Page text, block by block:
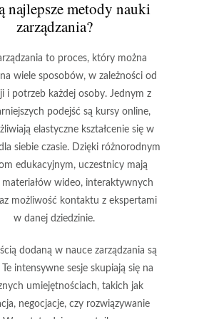
najlepsze metody nauki
zarządzania?
to proces, który można
wiele sposobów, w zależności od
i potrzeb każdej osoby. Jednym z
podejść są kursy online,
elastyczne kształcenie się w
siebie czasie. Dzięki różnorodnym
edukacyjnym, uczestnicy mają
wideo, interaktywnych
możliwość kontaktu z ekspertami
w danej dziedzinie.
dodaną w nauce zarządzania są
Te intensywne sesje skupiają się na
umiejętnościach, takich jak
negocjacje, czy rozwiązywanie